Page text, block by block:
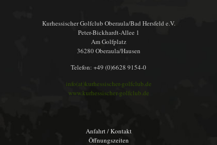
Kurhessischer Golfclub Oberaula/Bad Hersfeld e.V.
Peter-Bickhardt-Allee 1
Am Golfplatz
36280 Oberaula/Hausen
Telefon: +49 (0)6628 9154-0
info(at)kurhessischer-golfclub.de
www.kurhessischer-golfclub.de
Anfahrt / Kontakt
Öffnungszeiten